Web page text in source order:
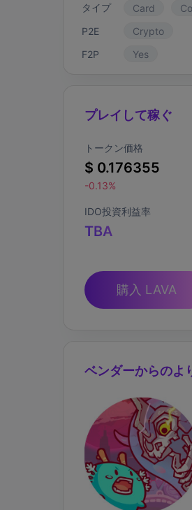
タイプ Card
P2E
Crypto
F2P
Yes
プレイして稼ぐ
トークン価格
$ 0.176355
-0.13%
IDO投資利益率
TBA
購入 LAVA
ベンダーからのよ